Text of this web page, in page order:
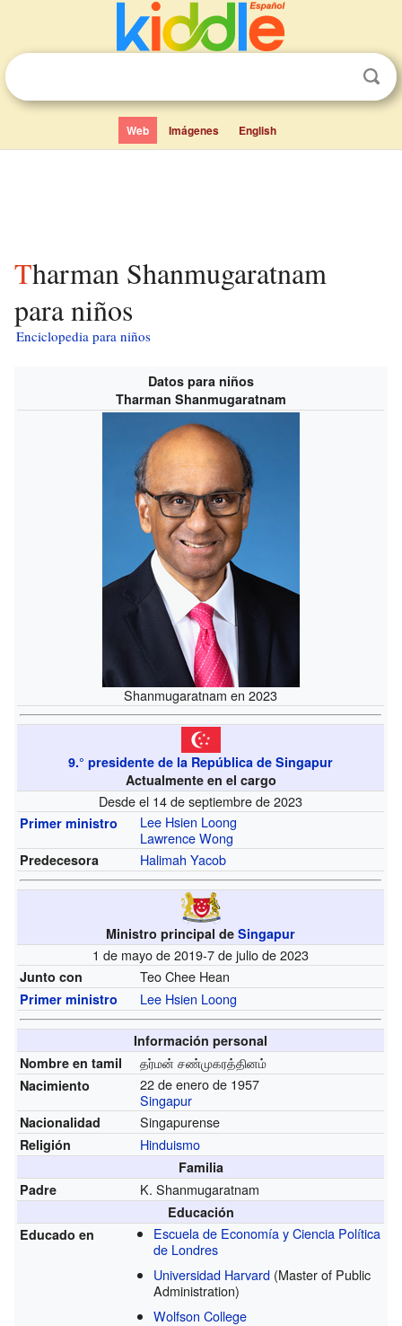
Web Imágenes English
Tharman Shanmugaratnam
para niños
Enciclopedia para niños
Datos para niños
Tharman Shanmugaratnam
Shanmugaratnam en 2023
9.° presidente de la República de Singapur
Actualmente en el cargo
Desde el 14 de septiembre de 2023
Primer ministro
Lee Hsien Loong
Lawrence Wong
Predecesora Halimah Yacob
Ministro principal deSingapur
1 de mayo de 2019-7 de julio de 2023
Junto con Teo Chee Hean
Primer ministro Lee Hsien Loong
Información personal
Nombre en tamil
தர்மன் சண்முகரத்தினம்
Nacimiento
22 de enero de 1957
Singapur
Nacionalidad Singapurense
Religión Hinduismo
Familia
Padre
K. Shanmugaratnam
Educación
Educado en
Escuela de Economía y Ciencia Política
de Londres
Universidad Harvard (Master of Public
Administration)
Wolfson College